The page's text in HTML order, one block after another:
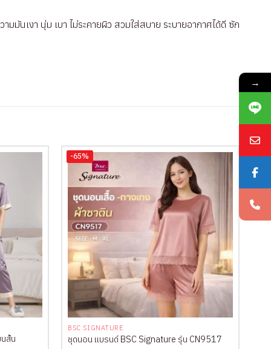
มันเงา นุ่ม เบา ไม่ระคายผิว สวมใส่สบาย ระบายอากาศได้ดี ซัก
สั้น
-65%
BSC SIGNATURE
ชุดนอน แบรนด์ BSC Signature รุ่น CN9517
→